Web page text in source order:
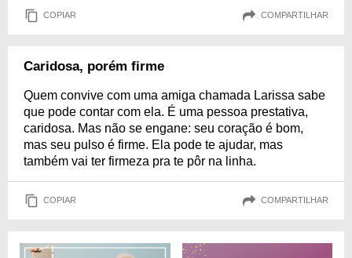
COPIAR COMPARTILHAR
Caridosa, porém firme
Quem convive com uma amiga chamada Larissa sabe
que pode contar com ela. É uma pessoa prestativa,
caridosa. Mas não se engane: seu coração é bom,
mas seu pulso é firme. Ela pode te ajudar, mas
também vai ter firmeza pra te pôr na linha.
COPIAR COMPARTILHAR